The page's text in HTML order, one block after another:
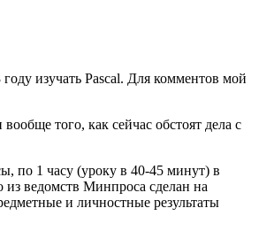
изучать Pascal. Для комментов мой
того, как сейчас обстоят дела с
по 1 часу (уроку в 40-45 минут) в
ведомств Минпроса сделан на
и личностные результаты